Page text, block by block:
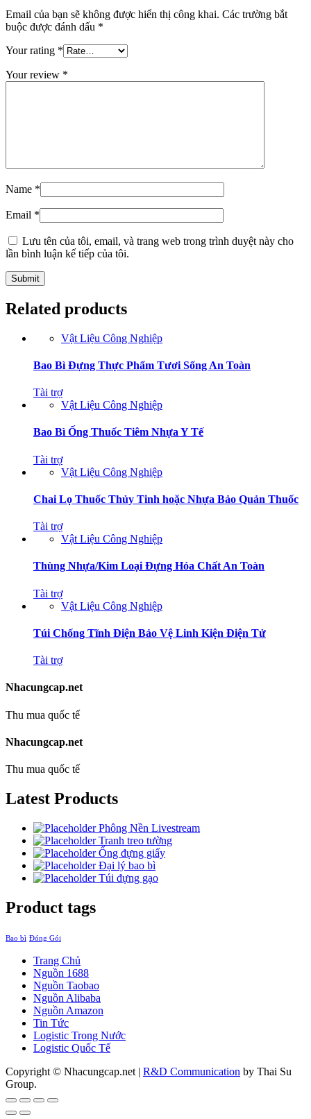
Email của bạn sẽ không được hiển thị công khai. Các trường bắt
buộc được đánh dấu *
Your rating *
Your review *
Name *
Email *
Lưu tên của tôi, email, và trang web trong trình duyệt này cho
lần bình luận kế tiếp của tôi.
Related products
Vật Liệu Công Nghiệp
Bao Bì Đựng Thực Phẩm Tươi Sống An Toàn
Tài trợ
Vật Liệu Công Nghiệp
Bao Bì Ống Thuốc Tiêm Nhựa Y Tế
Tài trợ
Vật Liệu Công Nghiệp
Chai Lọ Thuốc Thủy Tinh hoặc Nhựa Bảo Quản Thuốc
Tài trợ
Vật Liệu Công Nghiệp
Thùng Nhựa/Kim Loại Đựng Hóa Chất An Toàn
Tài trợ
Vật Liệu Công Nghiệp
Túi Chống Tĩnh Điện Bảo Vệ Linh Kiện Điện Tử
Tài trợ
Nhacungcap.net
Thu mua quốc tế
Nhacungcap.net
Thu mua quốc tế
Latest Products
Phông Nền Livestream
Tranh treo tường
Ống đựng giấy
Đại lý bao bì
Túi đựng gạo
Product tags
Bao bì Đóng Gói
Trang Chủ
Nguồn 1688
Nguồn Taobao
Nguồn Alibaba
Nguồn Amazon
Tin Tức
Logistic Trong Nước
Logistic Quốc Tế
Copyright © Nhacungcap.net | R&D Communication by Thai Su
Group.